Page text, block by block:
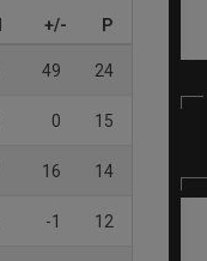
+/- P
49 24
0 15
16 14
-1 12